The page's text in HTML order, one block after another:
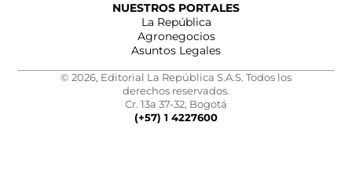
NUESTROS PORTALES
La República
Agronegocios
Asuntos Legales
© 2026, Editorial La República S.A.S. Todos los
derechos reservados.
Cr. 13a 37-32, Bogotá
(+57) 1 4227600